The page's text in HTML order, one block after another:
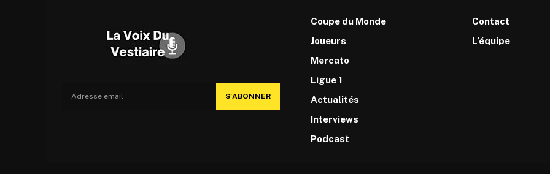
S'ABONNER
Coupe du Monde
Joueurs
Mercato
Ligue 1
Actualités
Interviews
Podcast
Contact
L’équipe